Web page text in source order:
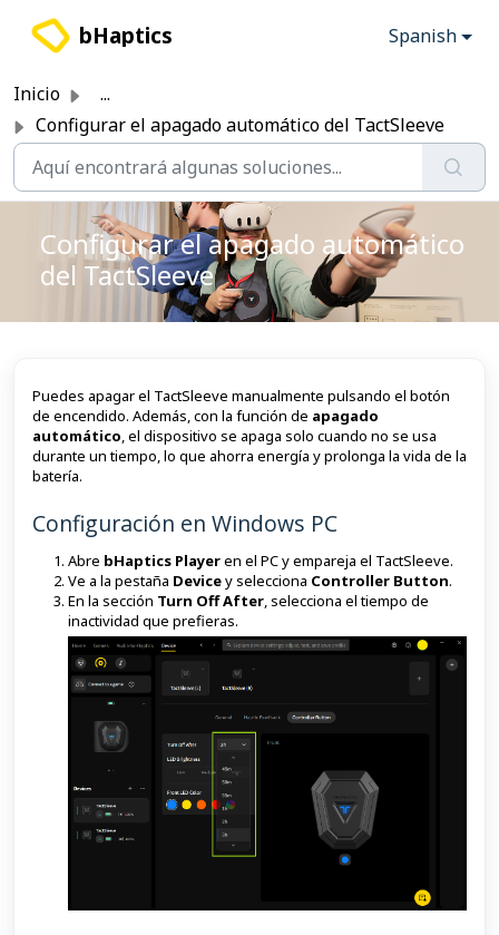
bHaptics Spanish
Inicio
...
Configurar el apagado automático del TactSleeve
Configurar el apagado automático
del TactSleeve
Puedes apagar el TactSleeve manualmente pulsando el botón
de encendido. Además, con la función de apagado
automático, el dispositivo se apaga solo cuando no se usa
durante un tiempo, lo que ahorra energía y prolonga la vida de la
batería.
Configuración en Windows PC
Abre bHaptics Playeren el PC y empareja el TactSleeve.
Ve a la pestaña Devicey selecciona Controller Button.
En la sección Turn Off After, selecciona el tiempo de
inactividad que prefieras.